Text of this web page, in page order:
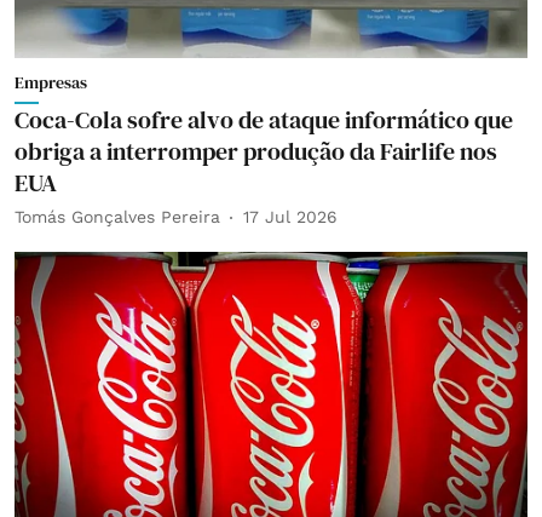
Empresas
Coca-Cola sofre alvo de ataque informático que
obriga a interromper produção da Fairlife nos
EUA
Tomás Gonçalves Pereira 17 Jul 2026